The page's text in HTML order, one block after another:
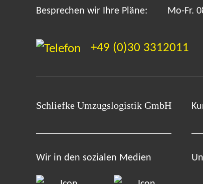
Besprechen wir Ihre Pläne: Mo-Fr.
+49 (0)30 3312011
Schliefke Umzugslogistik GmbH
Wir in den sozialen Medien